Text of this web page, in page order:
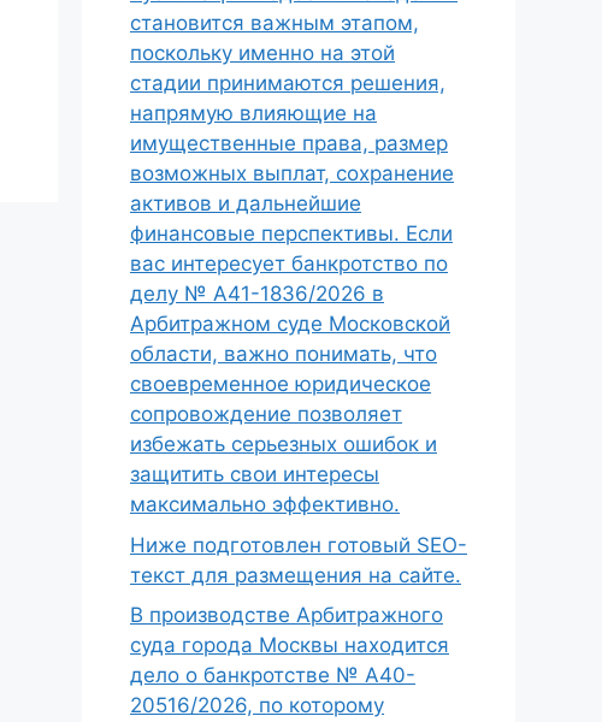
становится важным этапом,
поскольку именно на этой
стадии принимаются решения,
напрямую влияющие на
имущественные права, размер
возможных выплат, сохранение
активов и дальнейшие
финансовые перспективы. Если
вас интересует банкротство по
делу № А41-1836/2026 в
Арбитражном суде Московской
области, важно понимать, что
своевременное юридическое
сопровождение позволяет
избежать серьезных ошибок и
защитить свои интересы
максимально эффективно.
Ниже подготовлен готовый SEO-
текст для размещения на сайте.
В производстве Арбитражного
суда города Москвы находится
дело о банкротстве № А40-
20516/2026, по которому